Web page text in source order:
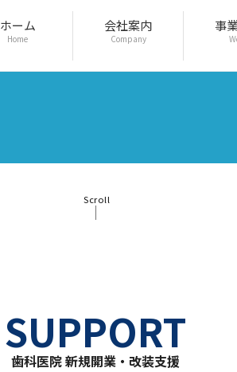
ホーム
Home
会社案内
Company
事
Scroll
SUPPORT
歯科医院 新規開業・改装支援